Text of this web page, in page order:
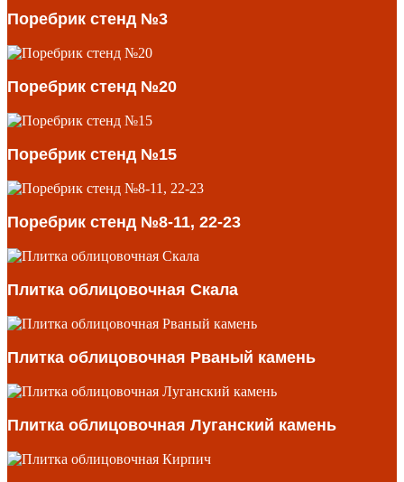
Поребрик стенд №3
Поребрик стенд №20
Поребрик стенд №15
Поребрик стенд №8-11, 22-23
Плитка облицовочная Скала
Плитка облицовочная Рваный камень
Плитка облицовочная Луганский камень